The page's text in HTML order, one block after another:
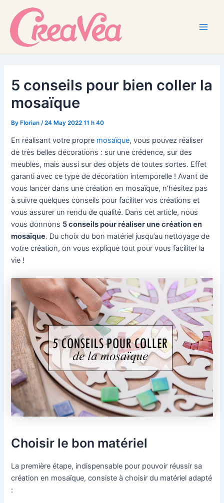
content
5 conseils pour bien coller la
mosaïque
By Florian/24 May 2022 11 h 40
En réalisant votre propre mosaïque, vous pouvez réaliser
de très belles décorations : sur une crédence, sur des
meubles, mais aussi sur des objets de toutes sortes. Effet
garanti avec ce type de décoration intemporelle ! Avant de
vous lancer dans une création en mosaïque, n’hésitez pas
à suivre quelques conseils pour faciliter vos créations et
vous assurer un rendu de qualité. Dans cet article, nous
vous donnons 5 conseils pour réaliser une création en
mosaïque. Du choix du bon matériel jusqu’au nettoyage de
votre création, on vous explique tout pour vous faciliter la
vie !
Choisir le bon matériel
La première étape, indispensable pour pouvoir réussir sa
création en mosaïque, consiste à choisir du matériel adapté
: